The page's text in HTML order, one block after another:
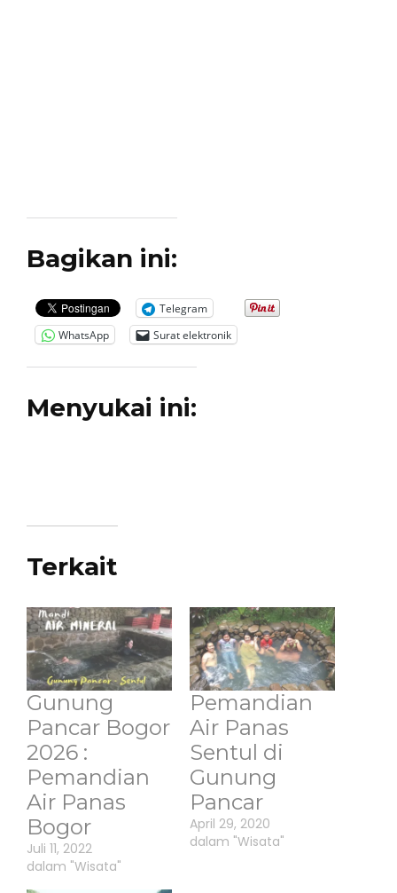
Bagikan ini:
Telegram
WhatsApp
Surat elektronik
Menyukai ini:
Terkait
Gunung
Pancar Bogor
2026 :
Pemandian
Air Panas
Bogor
Juli 11, 2022
dalam "Wisata"
Pemandian
Air Panas
Sentul di
Gunung
Pancar
April 29, 2020
dalam "Wisata"